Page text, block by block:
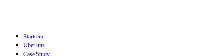
Startseite
Über uns
Case Study